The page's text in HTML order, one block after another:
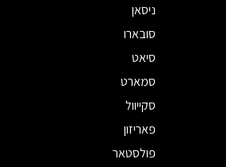
ניסאן
סובארו
סיאט
סמארט
סקייוול
פאריזון
פולסטאר